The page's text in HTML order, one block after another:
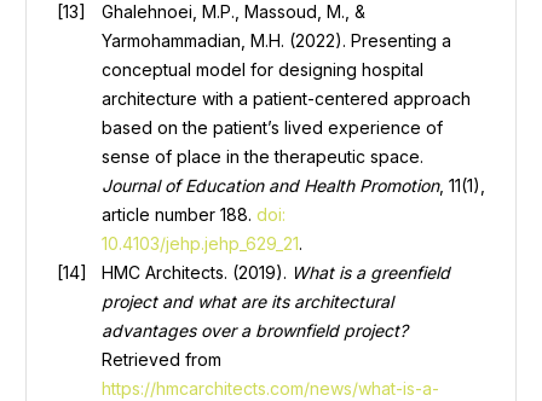
Ghalehnoei, M.P., Massoud, M., &
Yarmohammadian, M.H. (2022). Presenting a
conceptual model for designing hospital
architecture with a patient-centered approach
based on the patient’s lived experience of
sense of place in the therapeutic space.
Journal of Education and Health Promotion, 11(1),
article number 188. doi:
10.4103/jehp.jehp_629_21.
HMC Architects. (2019). What is a greenfield
project and what are its architectural
advantages over a brownfield project?
Retrieved from
https://hmcarchitects.com/news/what-is-a-